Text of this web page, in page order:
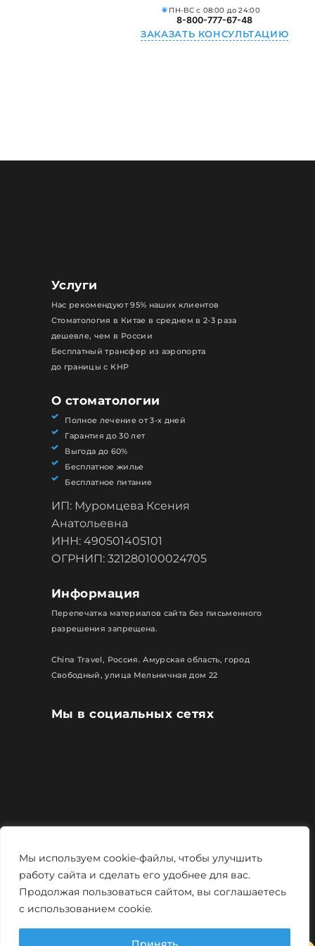
Мы используем cookie-файлы, чтобы улучшить
работу сайта и сделать его удобнее для вас.
Продолжая пользоваться сайтом, вы соглашаетесь
с использованием cookie.
ПН-ВС с 08:00 до 24:00
8-800-777-67-48
ЗАКАЗАТЬ КОНСУЛЬТАЦИЮ
Мы в социальных сетях
Услуги
Нас рекомендуют 95% наших клиентов
Стоматология в Китае в среднем в 2-3 раза
дешевле, чем в России
Бесплатный трансфер из аэропорта
до границы с КНР
О стоматологии
Полное лечение от 3-х дней
Гарантия до 30 лет
Выгода до 60%
Бесплатное жилье
Бесплатное питание
ИП: Муромцева Ксения
Анатольевна
ИНН: 490501405101
ОГРНИП: 321280100024705
Информация
Перепечатка материалов сайта без письменного
разрешения запрещена.
China Travel, Россия. Амурская область, город
Свободный, улица Мельничная дом 22
Политика конфиденциальности
Мощно и креативно отMonstro-studio